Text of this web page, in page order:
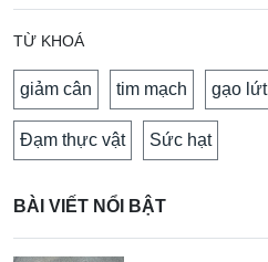
TỪ KHOÁ
giảm cân tim mạch gạo lứt
Đạm thực vật Sức hạt
BÀI VIẾT NỔI BẬT